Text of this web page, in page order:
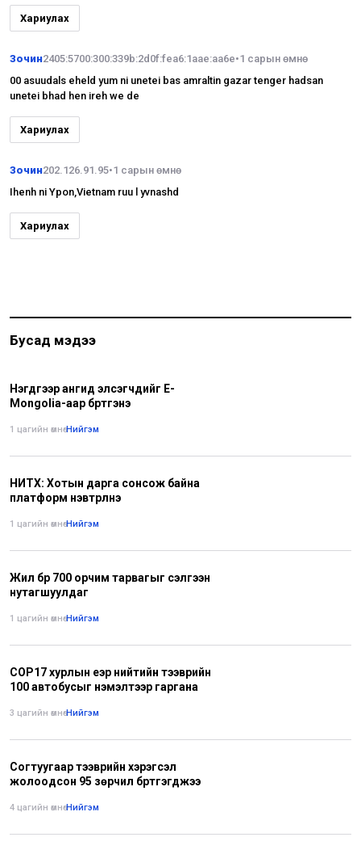
Хариулах
Зочин2405:5700:300:339b:2d0f:fea6:1aae:aa6e•1 сарын өмнө
00 asuudals eheld yum ni unetei bas amraltin gazar tenger hadsan
unetei bhad hen ireh we de
Хариулах
Зочин202.126.91.95•1 сарын өмнө
Ihenh ni Ypon,Vietnam ruu l yvnashd
Хариулах
Бусад мэдээ
Нэгдүгээр ангид элсэгчдийг E-
Mongolia-аар бүртгэнэ
1 цагийн өмнө•Нийгэм
НИТХ: Хотын дарга сонсож байна
платформ нэвтрүүлнэ
1 цагийн өмнө•Нийгэм
Жил бүр 700 орчим тарвагыг сэлгээн
нутагшуулдаг
1 цагийн өмнө•Нийгэм
СОР17 хурлын үеэр нийтийн тээврийн
100 автобусыг нэмэлтээр гаргана
3 цагийн өмнө•Нийгэм
Согтуугаар тээврийн хэрэгсэл
жолоодсон 95 зөрчил бүртгэгджээ
4 цагийн өмнө•Нийгэм